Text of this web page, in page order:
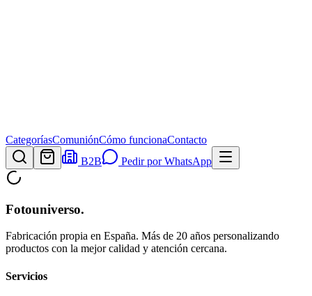
CategoríasComuniónCómo funcionaContacto
B2B
Pedir por WhatsApp
Fotouniverso.
Fabricación propia en España. Más de 20 años personalizando
productos con la mejor calidad y atención cercana.
Servicios